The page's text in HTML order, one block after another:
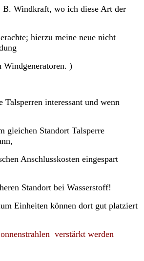
Windkraft, wo ich diese Art der
hierzu meine neue nicht
)
Talsperren interessant und wenn
gleichen Standort Talsperre
Anschlusskosten eingespart
Standort bei Wasserstoff!
Einheiten können dort gut platziert
verstärkt werden